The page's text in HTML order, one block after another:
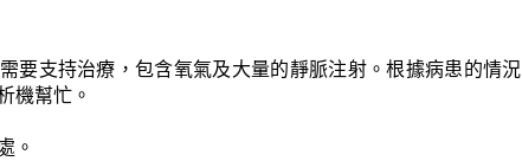
要支持治療，包含氧氣及大量的靜脈注射。根據病患的情
機幫忙。
。